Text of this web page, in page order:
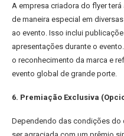
A empresa criadora do flyer
de maneira especial em
ao evento. Isso inclui
apresentações durante o
o reconhecimento da marca e
evento global de grande porte.
6. Premiação Exclusiva
Dependendo das condições do